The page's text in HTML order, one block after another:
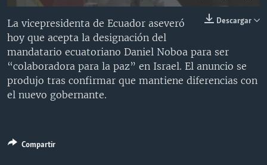
LAS CLAVES
PANORAMA
BUENOS DÍAS AMÉRICA
ESTADOS UNIDOS AL DÍA
EL MUNDO AL DÍA [RADIO]
FORO [RADIO]
NOTA ECONÓMICA
Learning English
SÍGANOS
Descargar
La vicepresidenta de Ecuador aseveró
hoy que acepta la designación del
mandatario ecuatoriano Daniel Noboa para ser
“colaboradora para la paz” en Israel. El anuncio se
produjo tras confirmar que mantiene diferencias con
el nuevo gobernante.
Compartir